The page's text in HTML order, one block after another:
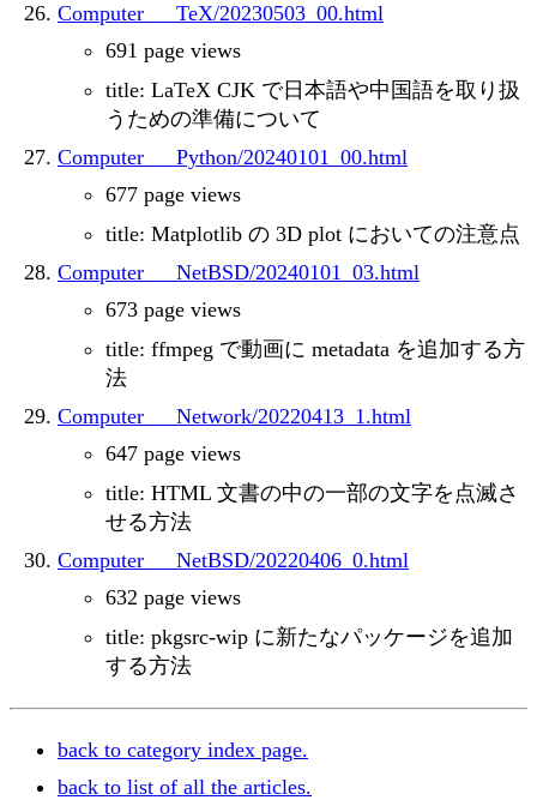
Computer___TeX/20230503_00.html
691 page views
title: LaTeX CJK で日本語や中国語を取り扱
うための準備について
Computer___Python/20240101_00.html
677 page views
title: Matplotlib の 3D plot においての注意点
Computer___NetBSD/20240101_03.html
673 page views
title: ffmpeg で動画に metadata を追加する方
法
Computer___Network/20220413_1.html
647 page views
title: HTML 文書の中の一部の文字を点滅さ
せる方法
Computer___NetBSD/20220406_0.html
632 page views
title: pkgsrc-wip に新たなパッケージを追加
する方法
back to category index page.
back to list of all the articles.